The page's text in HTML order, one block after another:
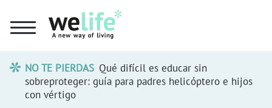
NO TE PIERDAS Qué difícil es educar sin
sobreproteger: guía para padres helicóptero e hijos
con vértigo